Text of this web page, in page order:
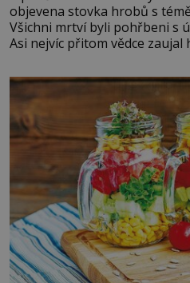
objevena stovka hrobů s
Všichni mrtví byli pohřbeni s
Asi nejvíc přitom vědce
blonďaté vlásky. Fakt, že jsou těla dávných lidí nesmírně
dobře zachovalá, přičítají
podmínkám. Sucho,